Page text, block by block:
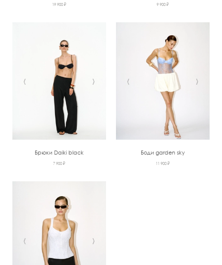
19 900 ₽ 9 900 ₽
‹ ›
Брюки Daiki black
7 900 ₽
‹ ›
Боди garden sky
11 900 ₽
‹ ›